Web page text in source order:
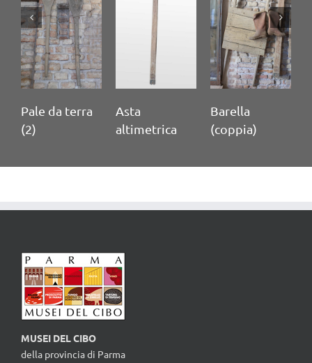
Pale da terra
(2)
Asta
altimetrica
Barella
(coppia)
MUSEI DEL CIBO
della provincia di Parma